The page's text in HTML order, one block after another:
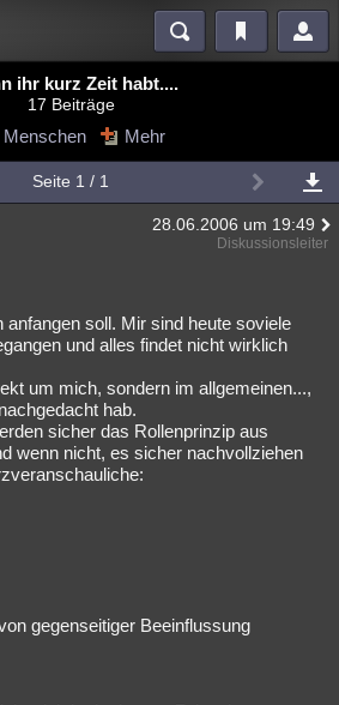
Blogs
Mystery Kriminalfälle
Unterhaltung
Orte Esoterik Literatur
Gruppen Gaming Filme
ihr kurz Zeit habt....
17 Beiträge
Menschen Mehr
Seite 1 / 1
28.06.2006 um 19:49
Diskussionsleiter
soll. Mir sind heute soviele
und alles findet nicht wirklich
um mich, sondern im allgemeinen...,
hab.
sicher das Rollenprinzip aus
wenn nicht, es sicher nachvollziehen
gegenseitiger Beeinflussung